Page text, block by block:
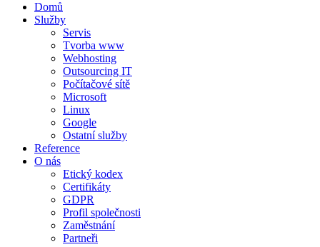
Domů
Služby
Servis
Tvorba www
Webhosting
Outsourcing IT
Počítačové sítě
Microsoft
Linux
Google
Ostatní služby
Reference
O nás
Etický kodex
Certifikáty
GDPR
Profil společnosti
Zaměstnání
Partneři